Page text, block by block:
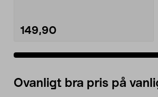
149,90
Ovanligt bra pris på